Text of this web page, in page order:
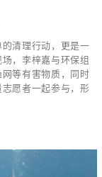
清理行动，更是一
，李梓嘉与环保组
等有害物质，同时
愿者一起参与，形